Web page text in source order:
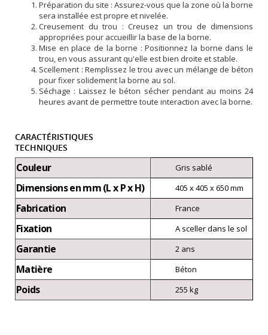
Préparation du site : Assurez-vous que la zone où la borne
sera installée est propre et nivelée.
Creusement du trou : Creusez un trou de dimensions
appropriées pour accueillir la base de la borne.
Mise en place de la borne : Positionnez la borne dans le
trou, en vous assurant qu'elle est bien droite et stable.
Scellement : Remplissez le trou avec un mélange de béton
pour fixer solidement la borne au sol.
Séchage : Laissez le béton sécher pendant au moins 24
heures avant de permettre toute interaction avec la borne.
CARACTÉRISTIQUES
TECHNIQUES
Couleur Gris sablé
Dimensions en mm (L x P x H) 405 x 405 x 650 mm
Fabrication France
Fixation A sceller dans le sol
Garantie 2 ans
Matière Béton
Poids 255 kg